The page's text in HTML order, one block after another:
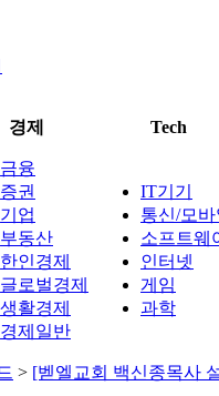
경제 Tech
금융
증권
기업
부동산
한인경제
글로벌경제
생활경제
경제일반
IT기기
통신/모
소프트웨
인터넷
게임
과학
> [벧엘교회 백신종목사